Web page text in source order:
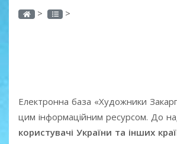
> >
Електронна база «Художники
цим інформаційним ресурсом. До
користувачі України та інших